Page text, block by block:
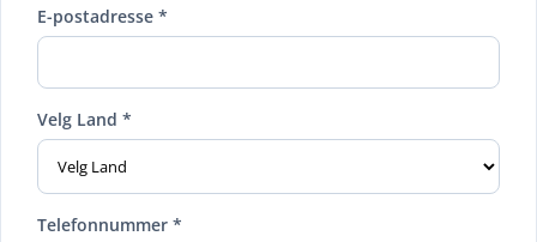
E-postadresse *
Velg Land *
Telefonnummer *